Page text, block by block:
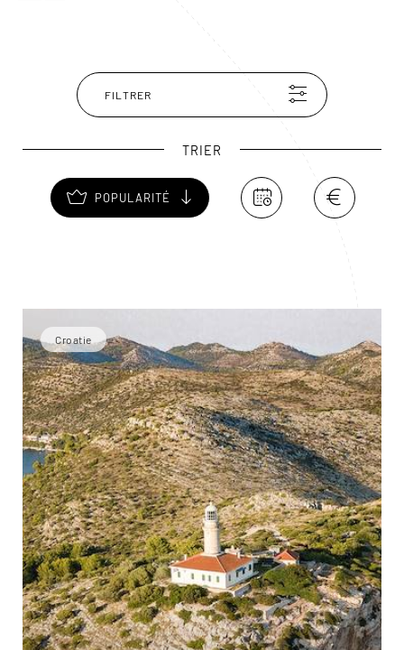
FILTRER
TRIER
POPULARITÉ
Croatie